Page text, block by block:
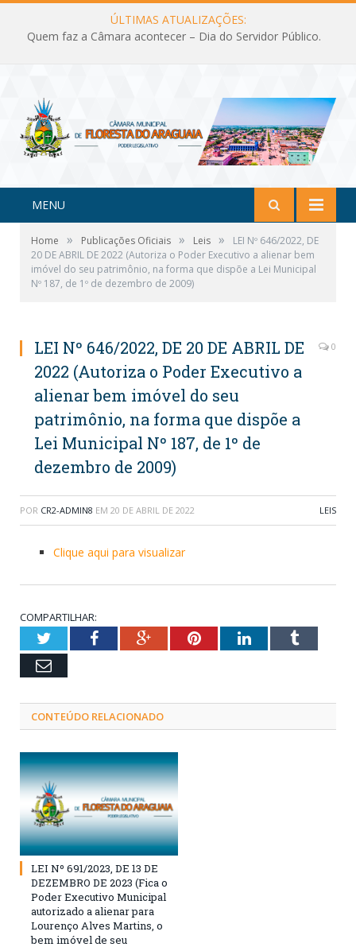
ÚLTIMAS ATUALIZAÇÕES:
Quem faz a Câmara acontecer – Dia do Servidor Público.
MENU
Home » Publicações Oficiais » Leis »
LEI Nº 646/2022, DE
20 DE ABRIL DE 2022 (Autoriza o Poder Executivo a alienar bem
imóvel do seu patrimônio, na forma que dispõe a Lei Municipal
Nº 187, de 1º de dezembro de 2009)
LEI Nº 646/2022, DE 20 DE ABRIL DE
2022 (Autoriza o Poder Executivo a
alienar bem imóvel do seu
patrimônio, na forma que dispõe a
Lei Municipal Nº 187, de 1º de
dezembro de 2009)
0
POR CR2-ADMIN8 EM 20 DE ABRIL DE 2022 LEIS
Clique aqui para visualizar
COMPARTILHAR:
TwitterFacebookGoogle+PinterestLinkedInTumblr
Email
CONTEÚDO RELACIONADO
LEI Nº 691/2023, DE 13 DE
DEZEMBRO DE 2023 (Fica o
Poder Executivo Municipal
autorizado a alienar para
Lourenço Alves Martins, o
bem imóvel de seu